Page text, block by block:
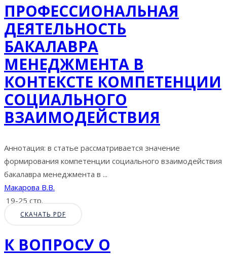
ПРОФЕССИОНАЛЬНАЯ
ДЕЯТЕЛЬНОСТЬ
БАКАЛАВРА
МЕНЕДЖМЕНТА В
КОНТЕКСТЕ КОМПЕТЕНЦИИ
СОЦИАЛЬНОГО
ВЗАИМОДЕЙСТВИЯ
Аннотация: в статье рассматривается значение
формирования компетенции социального взаимодействия
бакалавра менеджмента в ...
Макарова В.В.
19-25 стр.
СКАЧАТЬ PDF
К ВОПРОСУ О